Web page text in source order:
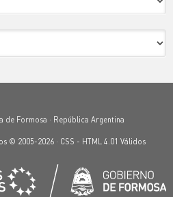
de Formosa · República Argentina
© 2005-2026 · CSS - HTML 4.01 Válidos